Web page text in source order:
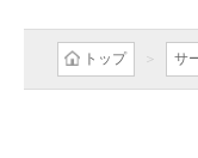
トップ サ